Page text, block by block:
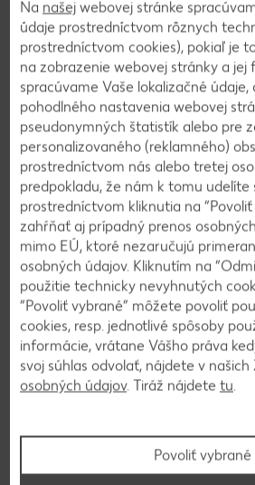
pridáme ľad a silno pretrepeme.
2
Pina Coladu naplníme do
pohára, dolejeme Cream Fizz,
podávame s mesiačikmi
Späť na prehľad
Na našej webovej stránke
údaje prostredníctvom rôznych
prostredníctvom cookies), pokiaľ je
na zobrazenie webovej stránky a jej
spracúvame Vaše lokalizačné
pohodlného nastavenia webovej
pseudonymných štatistík alebo pre
personalizovaného (reklamného)
prostredníctvom nás alebo tretej
predpokladu, že nám k tomu udelíte
prostredníctvom kliknutia na
zahŕňať aj prípadný prenos
mimo EÚ, ktoré nezaručujú
osobných údajov. Kliknutím na
použitie technicky nevyhnutých
“Povoliť vybrané” môžete povoliť
cookies, resp. jednotlivé spôsoby
informácie, vrátane Vášho práva
svoj súhlas odvolať, nájdete v našich
osobných údajov. Tiráž nájdete tu.
Povoliť vybrané